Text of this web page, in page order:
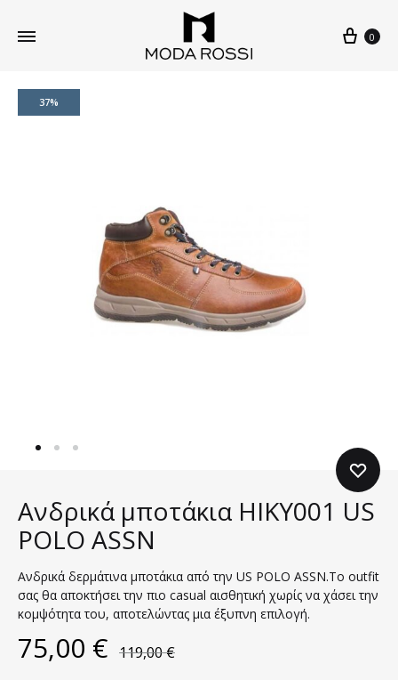
0
37%
Ανδρικά μποτάκια HIKY001 US
POLO ASSN
Ανδρικά δερμάτινα μποτάκια από την US POLO ASSN.Το outfit
σας θα αποκτήσει την πιο casual αισθητική χωρίς να χάσει την
κομψότητα του, αποτελώντας μια έξυπνη επιλογή.
75,00 € 119,00€